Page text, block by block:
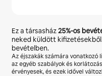
Ez a társasház25%-os
neked küldött
bevételben.
Az éjszakák számára
az egyéb szabályok és
érvényesek, és ezek idővel